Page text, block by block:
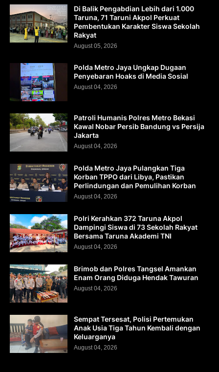
Di Balik Pengabdian Lebih dari 1.000
Taruna, 71 Taruni Akpol Perkuat
Pembentukan Karakter Siswa Sekolah
Rakyat
August 05, 2026
Polda Metro Jaya Ungkap Dugaan
Penyebaran Hoaks di Media Sosial
August 04, 2026
Patroli Humanis Polres Metro Bekasi
Kawal Nobar Persib Bandung vs Persija
Jakarta
August 04, 2026
Polda Metro Jaya Pulangkan Tiga
Korban TPPO dari Libya, Pastikan
Perlindungan dan Pemulihan Korban
August 04, 2026
Polri Kerahkan 372 Taruna Akpol
Dampingi Siswa di 73 Sekolah Rakyat
Bersama Taruna Akademi TNI
August 04, 2026
Brimob dan Polres Tangsel Amankan
Enam Orang Diduga Hendak Tawuran
August 04, 2026
Sempat Tersesat, Polisi Pertemukan
Anak Usia Tiga Tahun Kembali dengan
Keluarganya
August 04, 2026